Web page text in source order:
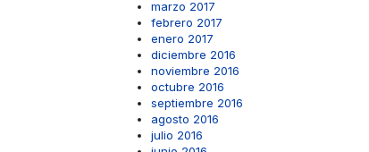
marzo 2017
febrero 2017
enero 2017
diciembre 2016
noviembre 2016
octubre 2016
septiembre 2016
agosto 2016
julio 2016